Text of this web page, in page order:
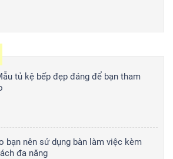
tủ kệ bếp đẹp đáng để bạn tham
bạn nên sử dụng bàn làm việc kèm
đa năng